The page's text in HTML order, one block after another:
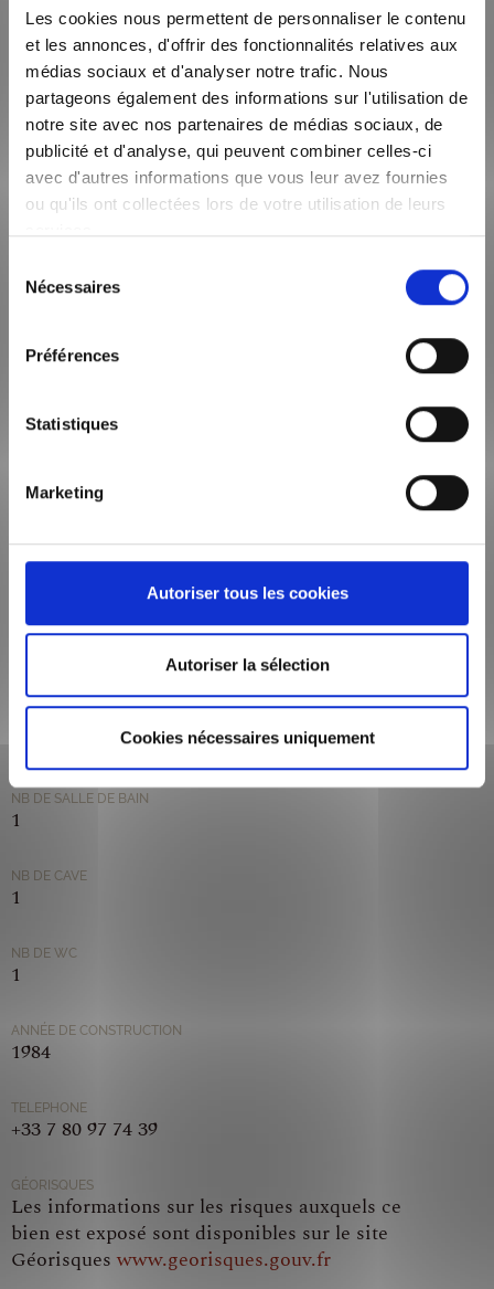
Les cookies nous permettent de personnaliser le contenu
et les annonces, d'offrir des fonctionnalités relatives aux
médias sociaux et d'analyser notre trafic. Nous
partageons également des informations sur l'utilisation de
notre site avec nos partenaires de médias sociaux, de
publicité et d'analyse, qui peuvent combiner celles-ci
avec d'autres informations que vous leur avez fournies
ou qu'ils ont collectées lors de votre utilisation de leurs
Nécessaires
Préférences
Statistiques
Marketing
Autoriser tous les cookies
Autoriser la sélection
Cookies nécessaires uniquement
ZONE SOUMISE À ENCADREMENT DES LOYERS
Le loyer de référence majoré (loyer de base à ne pas
dépasser) est de 1 054,00 €
SURFACE HABITABLE
73m²
Individuel
CODE POSTAL
VILLE
NB DE SALLE DE BAIN
1
NB DE CAVE
1
NB DE WC
1
ANNÉE DE CONSTRUCTION
1984
TELEPHONE
+33 7 80 97 74 39
GÉORISQUES
Les informations sur les risques auxquels ce
bien est exposé sont disponibles sur le site
Géorisques www.georisques.gouv.fr